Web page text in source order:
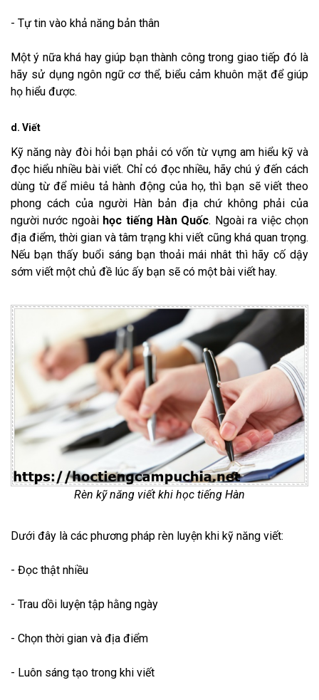
- Tự tin vào khả năng bản thân
Một ý nữa khá hay giúp bạn thành công trong giao tiếp đó là
hãy sử dụng ngôn ngữ cơ thể, biểu cảm khuôn mặt để giúp
họ hiểu được.
d. Viết
Kỹ năng này đòi hỏi bạn phải có vốn từ vựng am hiểu kỹ và
đọc hiểu nhiều bài viết. Chỉ có đọc nhiều, hãy chú ý đến cách
dùng từ để miêu tả hành động của họ, thì bạn sẽ viết theo
phong cách của người Hàn bản địa chứ không phải của
người nước ngoài học tiếng Hàn Quốc. Ngoài ra việc chọn
địa điểm, thời gian và tâm trạng khi viết cũng khá quan trọng.
Nếu bạn thấy buổi sáng bạn thoải mái nhât thì hãy cố dậy
sớm viết một chủ đề lúc ấy bạn sẽ có một bài viết hay.
Rèn kỹ năng viết khi học tiếng Hàn
Dưới đây là các phương pháp rèn luyện khi kỹ năng viết:
- Đọc thật nhiều
- Trau dồi luyện tập hằng ngày
- Chọn thời gian và địa điểm
- Luôn sáng tạo trong khi viết